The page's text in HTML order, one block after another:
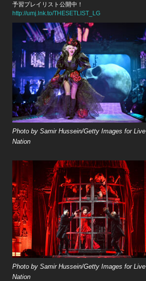
予習プレイリスト公開中！
http://umj.lnk.to/THESETLIST_LG
Photo by Samir Hussein/Getty Images for Live
Nation
Photo by Samir Hussein/Getty Images for Live
Nation